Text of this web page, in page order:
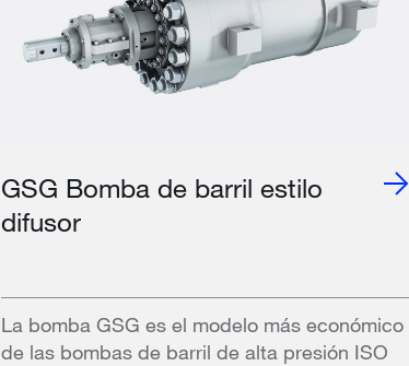
GSG Bomba de barril estilo
difusor
La bomba GSG es el modelo más económico
de las bombas de barril de alta presión ISO